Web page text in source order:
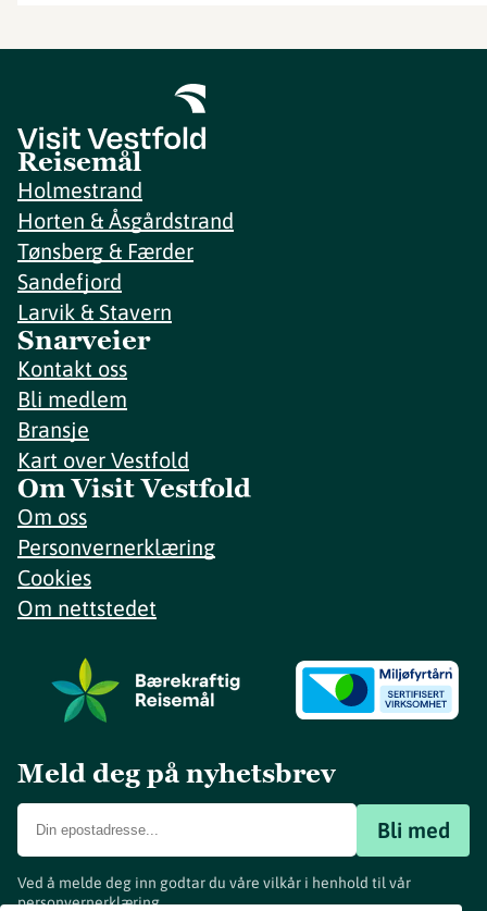
Reisemål
Holmestrand
Horten & Åsgårdstrand
Tønsberg & Færder
Sandefjord
Larvik & Stavern
Snarveier
Kontakt oss
Bli medlem
Bransje
Kart over Vestfold
Om Visit Vestfold
Om oss
Personvernerklæring
Cookies
Om nettstedet
Meld deg på nyhetsbrev
Bli med
Ved å melde deg inn godtar du våre vilkår i henhold til vår
personvernerklæring.